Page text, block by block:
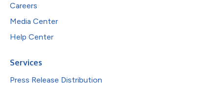
Careers
Media Center
Help Center
Services
Press Release Distribution